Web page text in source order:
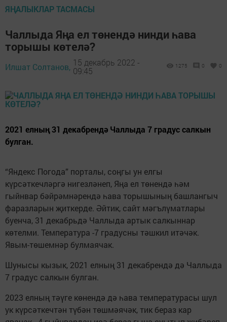
ЯҢАЛЫКЛАР ТАСМАСЫ
Чаллыда Яңа ел төнендә нинди һава
торышы көтелә?
Илшат Солтанов, 15 декабрь 2022 -
09:45
1275 0 0
2021 елның 31 декабрендә Чаллыда 7 градус салкын
булган.
“Яндекс Погода” порталы, соңгы ун елгы
күрсәткечләргә нигезләнеп, Яңа ел төнендә һәм
гыйнвар бәйрәмнәрендә һава торышының башлангыч
фаразларын җиткерде. Әйтик, сайт мәгълүматлары
буенча, 31 декабрьдә Чаллыда артык салкыннар
көтелми. Температура -7 градусны тәшкил итәчәк.
Явым-төшемнәр булмаячак.
Шунысы кызык, 2021 елның 31 декабрендә дә Чаллыда
7 градус салкын булган.
2023 елның тәүге көнендә дә һава температурасы шул
ук күрсәткечтән түбән төшмәячәк, тик бераз кар